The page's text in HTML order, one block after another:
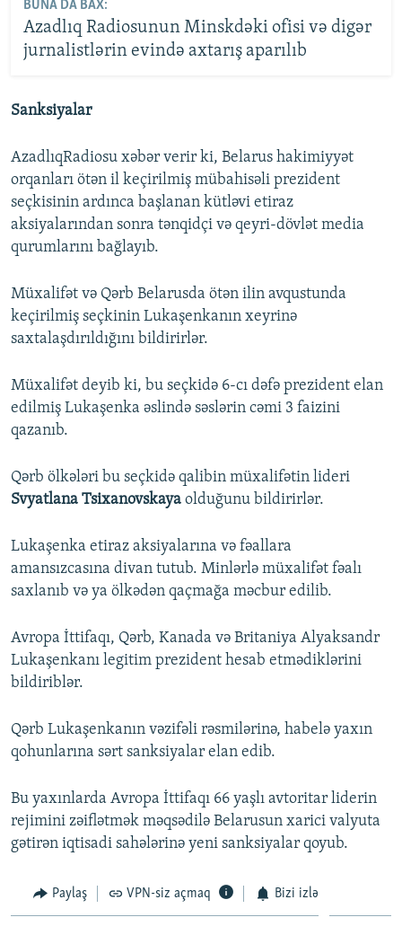
BUNA DA BAX:
Azadlıq Radiosunun Minskdəki ofisi və digər
jurnalistlərin evində axtarış aparılıb
Sanksiyalar
AzadlıqRadiosu xəbər verir ki, Belarus hakimiyyət
orqanları ötən il keçirilmiş mübahisəli prezident
seçkisinin ardınca başlanan kütləvi etiraz
aksiyalarından sonra tənqidçi və qeyri-dövlət media
qurumlarını bağlayıb.
Müxalifət və Qərb Belarusda ötən ilin avqustunda
keçirilmiş seçkinin Lukaşenkanın xeyrinə
saxtalaşdırıldığını bildirirlər.
Müxalifət deyib ki, bu seçkidə 6-cı dəfə prezident elan
edilmiş Lukaşenka əslində səslərin cəmi 3 faizini
qazanıb.
Qərb ölkələri bu seçkidə qalibin müxalifətin lideri
Svyatlana Tsixanovskaya olduğunu bildirirlər.
Lukaşenka etiraz aksiyalarına və fəallara
amansızcasına divan tutub. Minlərlə müxalifət fəalı
saxlanıb və ya ölkədən qaçmağa məcbur edilib.
Avropa İttifaqı, Qərb, Kanada və Britaniya Alyaksandr
Lukaşenkanı legitim prezident hesab etmədiklərini
bildiriblər.
Qərb Lukaşenkanın vəzifəli rəsmilərinə, habelə yaxın
qohunlarına sərt sanksiyalar elan edib.
Bu yaxınlarda Avropa İttifaqı 66 yaşlı avtoritar liderin
rejimini zəiflətmək məqsədilə Belarusun xarici valyuta
gətirən iqtisadi sahələrinə yeni sanksiyalar qoyub.
Paylaş VPN-siz açmaq Bizi izlə